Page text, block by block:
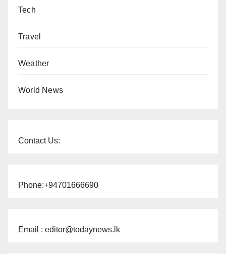
Tech
Travel
Weather
World News
Contact Us:
Phone:+94701666690
Email : editor@todaynews.lk